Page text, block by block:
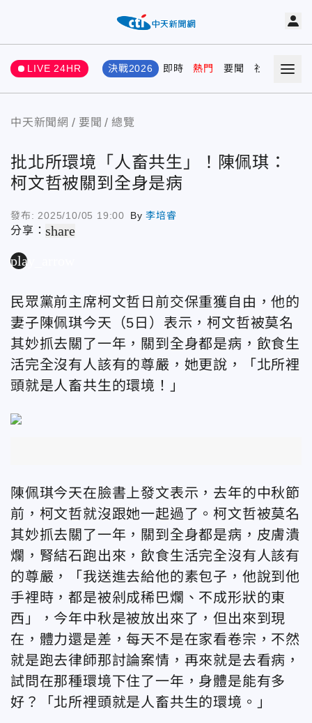
LIVE 24HR 決戰2026 即時 熱門 要聞 社會 娛樂
中天新聞網 要聞 總覽
批北所環境「人畜共生」！陳佩琪：
柯文哲被關到全身是病
發布: 2025/10/05 19:00 By李培睿
分享：share
play_arrow
民眾黨前主席柯文哲日前交保重獲自由，他的
妻子陳佩琪今天（5日）表示，柯文哲被莫名
其妙抓去關了一年，關到全身都是病，飲食生
活完全沒有人該有的尊嚴，她更說，「北所裡
頭就是人畜共生的環境！」
陳佩琪今天在臉書上發文表示，去年的中秋節
前，柯文哲就沒跟她一起過了。柯文哲被莫名
其妙抓去關了一年，關到全身都是病，皮膚潰
爛，腎結石跑出來，飲食生活完全沒有人該有
的尊嚴，「我送進去給他的素包子，他說到他
手裡時，都是被剁成稀巴爛、不成形狀的東
西」，今年中秋是被放出來了，但出來到現
在，體力還是差，每天不是在家看卷宗，不然
就是跑去律師那討論案情，再來就是去看病，
試問在那種環境下住了一年，身體是能有多
好？「北所裡頭就是人畜共生的環境。」